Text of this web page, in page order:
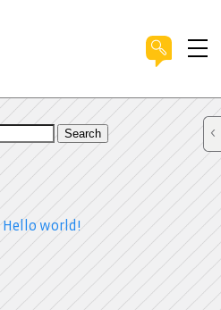
Search
Hello world!